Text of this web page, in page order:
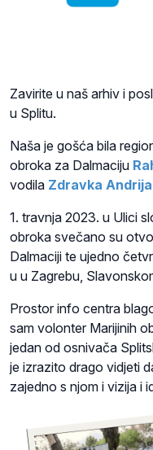
Zavirite u naš arhiv i
u Splitu.
Naša je gošća bila
obroka za Dalmaciju
vodila Zdravka
1. travnja 2023. u Ulici
obroka svečano su
Dalmaciji te ujedno
u u Zagrebu,
Prostor info centra
sam volonter Marijinih
jedan od osnivača
je izrazito drago vidjeti
zajedno s njom i vizija i